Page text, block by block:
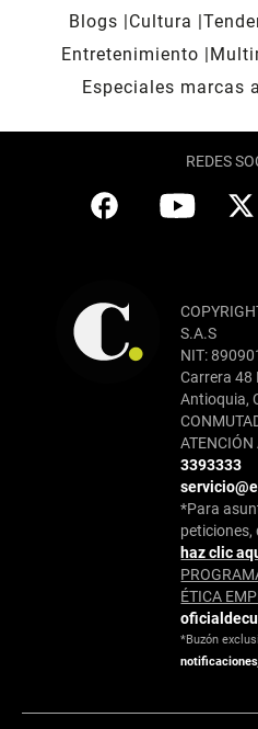
Blogs
Cultura
Entretenimiento
Especiales marcas
REDES
S.A.S
NIT:
Carrera 48
Antioquia,
ATENCIÓN
3393333
*Para
peticiones,
haz clic
ÉTICA
*Buzón